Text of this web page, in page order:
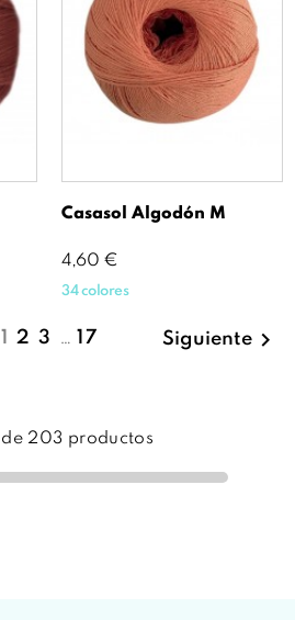
Casasol Algodón M
Precio
4,60 €
34 colores
1 2 3 … 17 Siguiente 
de 203 productos